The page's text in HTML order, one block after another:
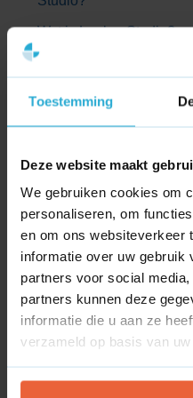
Toestemming
Deze website maakt
We gebruiken cookies om
personaliseren, om
en om ons websiteverkeer
informatie over uw gebruik
partners voor social
partners kunnen deze
informatie die u aan ze
verzameld op basis van
Geen abonnementskosten
gratis is, in tegenstelling
Klipfolio en Tableau. Dit
keuze voor zowel kleine
templates en de
een dashboard hebt dat
Koppel Looker Studio
Looker Studio ondersteunt
waaronder die van
Analytics, maar ook
Hierdoor kun je gegevens
naadloos integreren.
De tool is volledig
Wat is Looker Studio?
Neem dan gerust contact
verder.